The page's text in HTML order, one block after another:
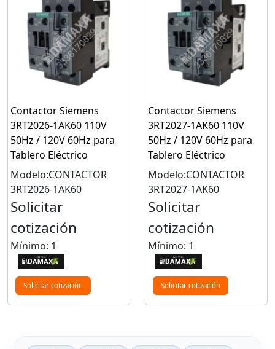
Contactor Siemens
3RT2026-1AK60 110V
50Hz / 120V 60Hz para
Tablero Eléctrico
Modelo:CONTACTOR
3RT2026-1AK60
Solicitar
cotización
Mínimo: 1
Solicitar cotización
Contactor Siemens
3RT2027-1AK60 110V
50Hz / 120V 60Hz para
Tablero Eléctrico
Modelo:CONTACTOR
3RT2027-1AK60
Solicitar
cotización
Mínimo: 1
Solicitar cotización